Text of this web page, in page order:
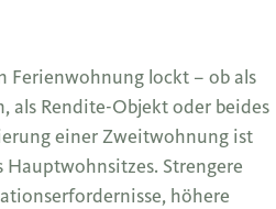
Ferienwohnung lockt – ob als
als Rendite-Objekt oder beides
einer Zweitwohnung ist
Hauptwohnsitzes. Strengere
höhere